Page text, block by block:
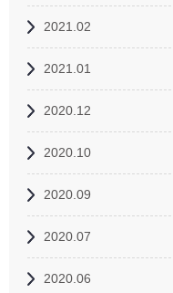
2021.02
2021.01
2020.12
2020.10
2020.09
2020.07
2020.06